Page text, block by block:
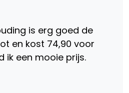
is erg goed de
en kost 74,90 voor
ik een mooie prijs.